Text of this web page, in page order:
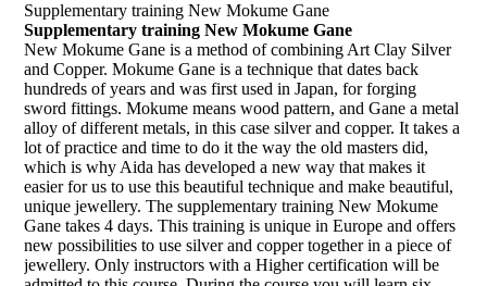
Supplementary training New Mokume Gane
Supplementary training New Mokume Gane
New Mokume Gane is a method of combining Art Clay Silver
and Copper. Mokume Gane is a technique that dates back
hundreds of years and was first used in Japan, for forging
sword fittings. Mokume means wood pattern, and Gane a metal
alloy of different metals, in this case silver and copper. It takes a
lot of practice and time to do it the way the old masters did,
which is why Aida has developed a new way that makes it
easier for us to use this beautiful technique and make beautiful,
unique jewellery. The supplementary training New Mokume
Gane takes 4 days. This training is unique in Europe and offers
new possibilities to use silver and copper together in a piece of
jewellery. Only instructors with a Higher certification will be